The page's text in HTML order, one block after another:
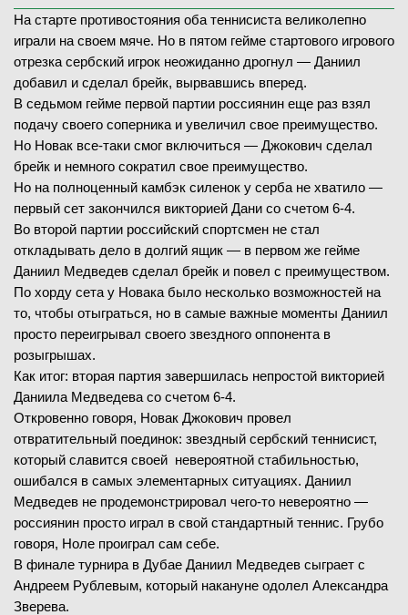
На старте противостояния оба теннисиста великолепно
играли на своем мяче. Но в пятом гейме стартового игрового
отрезка сербский игрок неожиданно дрогнул — Даниил
добавил и сделал брейк, вырвавшись вперед.
В седьмом гейме первой партии россиянин еще раз взял
подачу своего соперника и увеличил свое преимущество.
Но Новак все-таки смог включиться — Джокович сделал
брейк и немного сократил свое преимущество.
Но на полноценный камбэк силенок у серба не хватило —
первый сет закончился викторией Дани со счетом 6-4.
Во второй партии российский спортсмен не стал
откладывать дело в долгий ящик — в первом же гейме
Даниил Медведев сделал брейк и повел с преимуществом.
По хорду сета у Новака было несколько возможностей на
то, чтобы отыграться, но в самые важные моменты Даниил
просто переигрывал своего звездного оппонента в
розыгрышах.
Как итог: вторая партия завершилась непростой викторией
Даниила Медведева со счетом 6-4.
Откровенно говоря, Новак Джокович провел
отвратительный поединок: звездный сербский теннисист,
который славится своей невероятной стабильностью,
ошибался в самых элементарных ситуациях. Даниил
Медведев не продемонстрировал чего-то невероятно —
россиянин просто играл в свой стандартный теннис. Грубо
говоря, Ноле проиграл сам себе.
В финале турнира в Дубае Даниил Медведев сыграет с
Андреем Рублевым, который накануне одолел Александра
Зверева.